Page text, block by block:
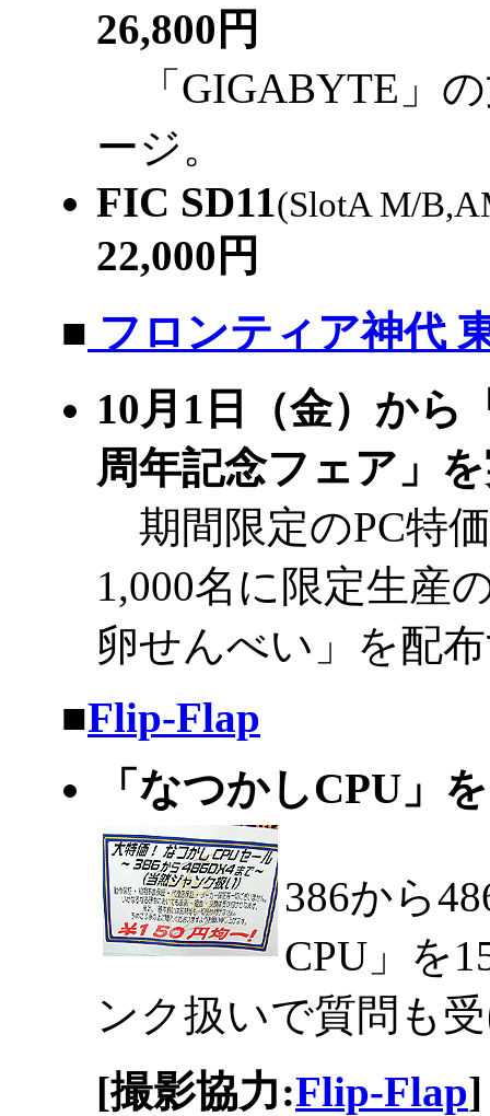
26,800円
「GIGABYTE」
ージ。
FIC SD11(SlotA M/
22,000円
■ フロンティア神代
10月1日（金）から
周年記念フェア」
期間限定のPC特
1,000名に限定生産
卵せんべい」を配
■Flip-Flap
「なつかしCPU
386から
CPU」を
ンク扱いで質問も
[撮影協力:Flip-Flap]